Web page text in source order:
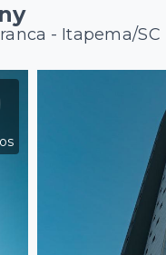
- Itapema/SC